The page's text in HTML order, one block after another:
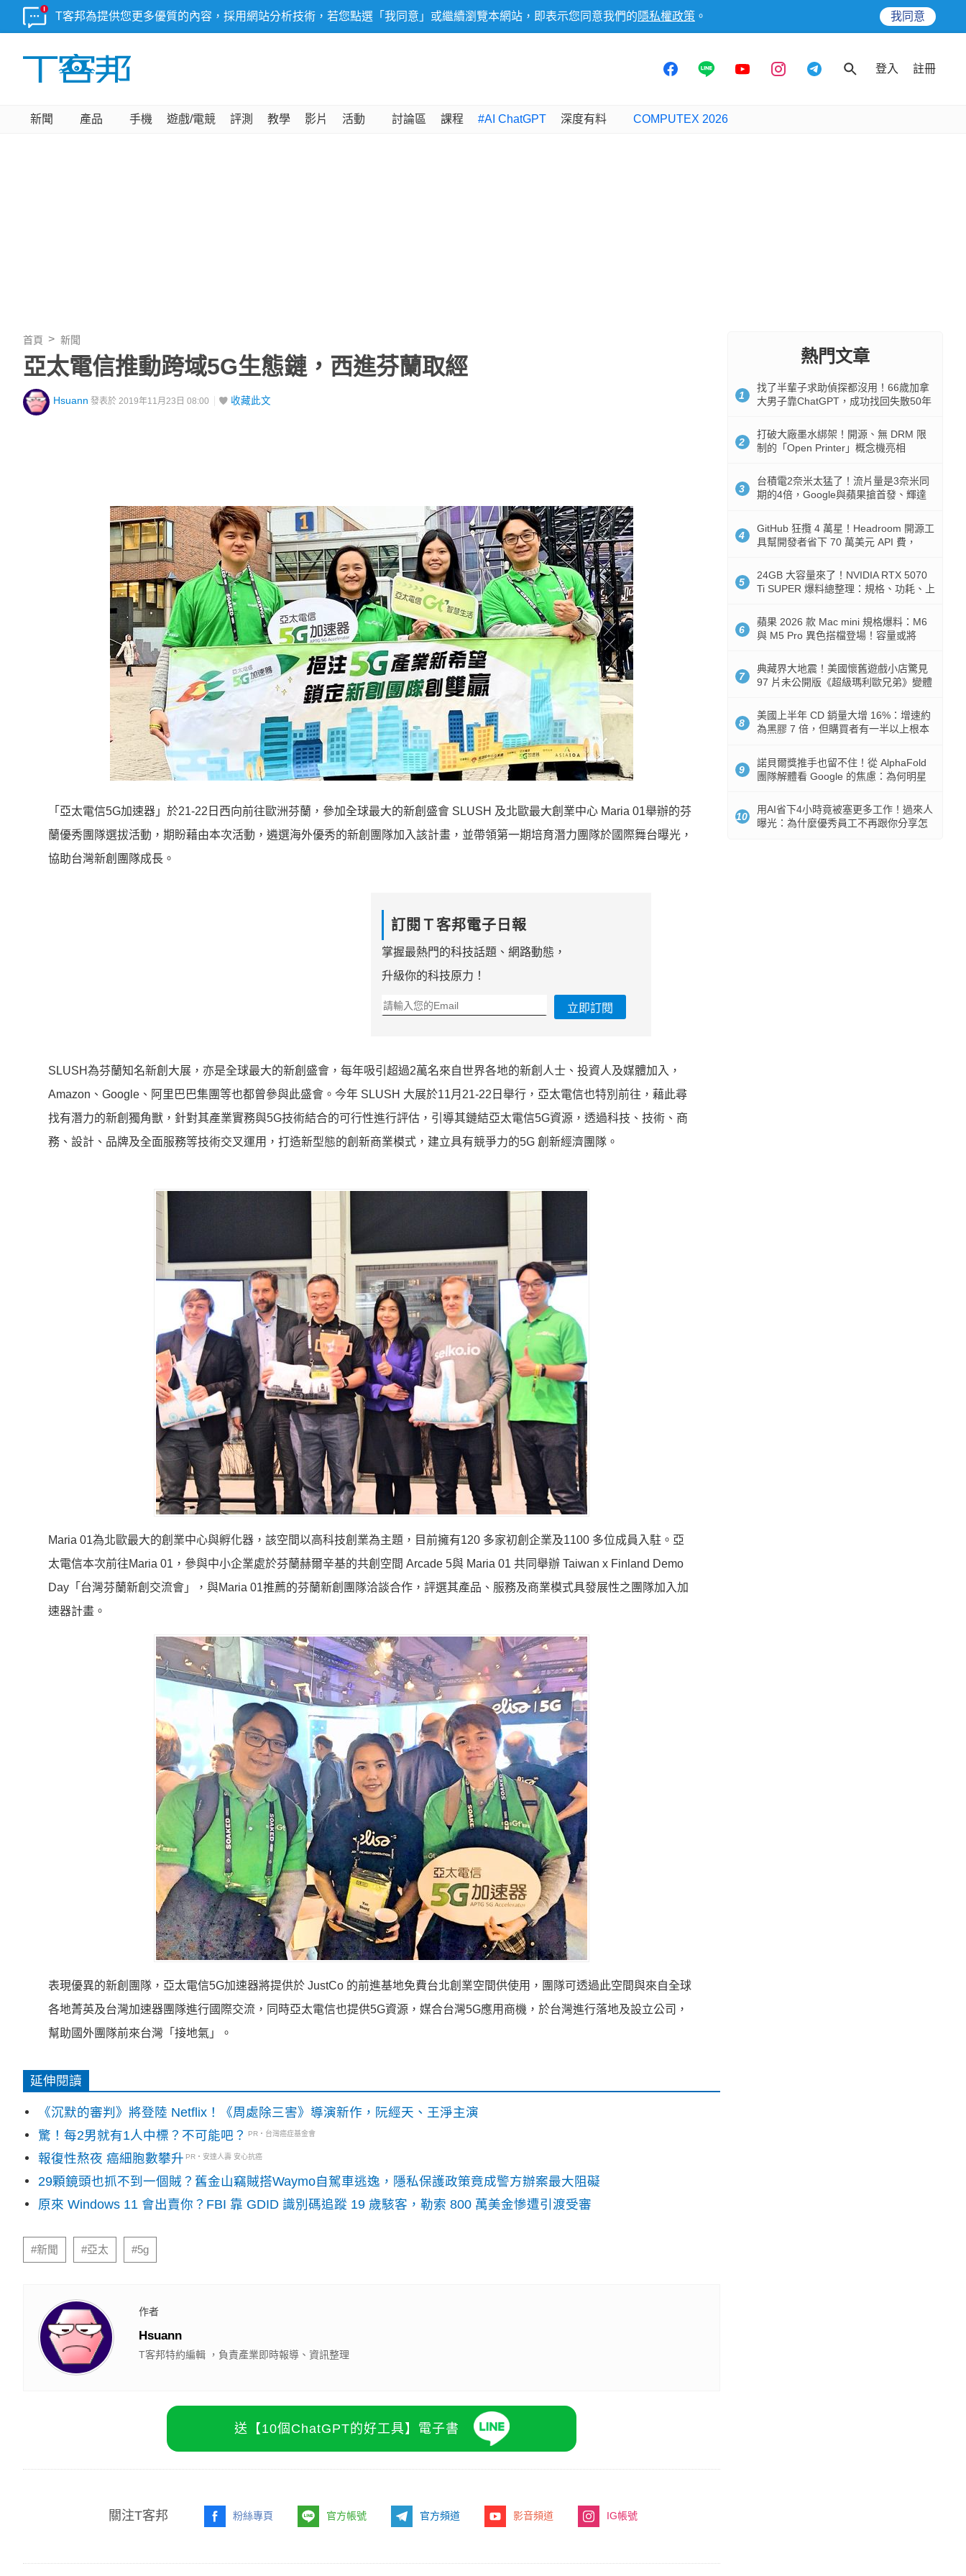
T客邦為提供您更多優質的內容，採用網站分析技術，若您點選「我同意」或繼續瀏覽本網站，即表示您同意我們的 隱私權政策 。 我同意
登入 註冊
新聞 產品 手機 遊戲/電競 評測 教學 影片 活動 討論區 課程 #AI ChatGPT 深度有料 COMPUTEX 2026
首頁 新聞
亞太電信推動跨域5G生態鏈，西進芬蘭取經
Hsuann 發表於 2019年11月23日 08:00 收藏此文
「亞太電信5G加速器」於21-22日西向前往歐洲芬蘭，參加全球最大的新創盛會 SLUSH 及北歐最大創業中心 Maria 01舉辦的芬
蘭優秀團隊選拔活動，期盼藉由本次活動，遴選海外優秀的新創團隊加入該計畫，並帶領第一期培育潛力團隊於國際舞台曝光，
協助台灣新創團隊成長。
訂閱Ｔ客邦電子日報
掌握最熱門的科技話題、網路動態，
升級你的科技原力！
立即訂閱
SLUSH為芬蘭知名新創大展，亦是全球最大的新創盛會，每年吸引超過2萬名來自世界各地的新創人士、投資人及媒體加入，
Amazon、Google、阿里巴巴集團等也都曾參與此盛會。今年 SLUSH 大展於11月21-22日舉行，亞太電信也特別前往，藉此尋
找有潛力的新創獨角獸，針對其產業實務與5G技術結合的可行性進行評估，引導其鏈結亞太電信5G資源，透過科技、技術、商
務、設計、品牌及全面服務等技術交叉運用，打造新型態的創新商業模式，建立具有競爭力的5G 創新經濟團隊。
Maria 01為北歐最大的創業中心與孵化器，該空間以高科技創業為主題，目前擁有120 多家初創企業及1100 多位成員入駐。亞
太電信本次前往Maria 01，參與中小企業處於芬蘭赫爾辛基的共創空間 Arcade 5與 Maria 01 共同舉辦 Taiwan x Finland Demo
Day「台灣芬蘭新創交流會」，與Maria 01推薦的芬蘭新創團隊洽談合作，評選其產品、服務及商業模式具發展性之團隊加入加
速器計畫。
表現優異的新創團隊，亞太電信5G加速器將提供於 JustCo 的前進基地免費台北創業空間供使用，團隊可透過此空間與來自全球
各地菁英及台灣加速器團隊進行國際交流，同時亞太電信也提供5G資源，媒合台灣5G應用商機，於台灣進行落地及設立公司，
幫助國外團隊前來台灣「接地氣」。
延伸閱讀
《沉默的審判》將登陸 Netflix！《周處除三害》導演新作，阮經天、王淨主演
驚！每2男就有1人中標？不可能吧？
PR・台灣癌症基金會
報復性熬夜 癌細胞數攀升 PR・安達人壽 安心抗癌
29顆鏡頭也抓不到一個賊？舊金山竊賊搭Waymo自駕車逃逸，隱私保護政策竟成警方辦案最大阻礙
原來 Windows 11 會出賣你？FBI 靠 GDID 識別碼追蹤 19 歲駭客，勒索 800 萬美金慘遭引渡受審
#新聞 #亞太 #5g
作者
Hsuann
T客邦特約編輯 ，負責產業即時報導、資訊整理
送【10個ChatGPT的好工具】電子書
關注T客邦 粉絲專頁 官方帳號 官方頻道 影音頻道 IG帳號
熱門文章
1
找了半輩子求助偵探都沒用！66歲加拿
大男子靠ChatGPT，成功找回失散50年
2
打破大廠墨水綁架！開源、無 DRM 限
制的「Open Printer」概念機亮相
3
台積電2奈米太猛了！流片量是3奈米同
期的4倍，Google與蘋果搶首發、輝達
4
GitHub 狂攬 4 萬星！Headroom 開源工
具幫開發者省下 70 萬美元 API 費，
5
24GB 大容量來了！NVIDIA RTX 5070
Ti SUPER 爆料總整理：規格、功耗、上
6
蘋果 2026 款 Mac mini 規格爆料：M6
與 M5 Pro 異色搭檔登場！容量或將
7
典藏界大地震！美國懷舊遊戲小店驚見
97 片未公開版《超級瑪利歐兄弟》變體
8
美國上半年 CD 銷量大增 16%：增速約
為黑膠 7 倍，但購買者有一半以上根本
9
諾貝爾獎推手也留不住！從 AlphaFold
團隊解體看 Google 的焦慮：為何明星
10
用AI省下4小時竟被塞更多工作！過來人
曝光：為什麼優秀員工不再跟你分享怎